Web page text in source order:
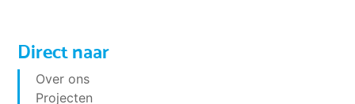
Direct naar
Over ons
Projecten